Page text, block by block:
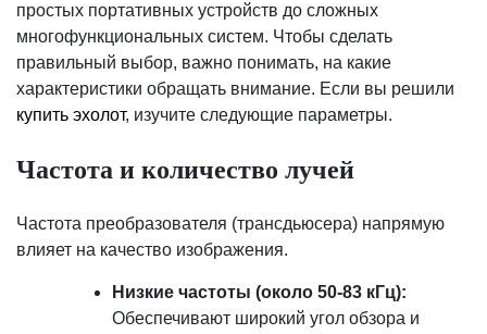
простых портативных устройств до сложных
многофункциональных систем. Чтобы сделать
правильный выбор, важно понимать, на какие
характеристики обращать внимание. Если вы решили
купить эхолот, изучите следующие параметры.
Частота и количество лучей
Частота преобразователя (трансдьюсера) напрямую
влияет на качество изображения.
Низкие частоты (около 50-83 кГц):
Обеспечивают широкий угол обзора и